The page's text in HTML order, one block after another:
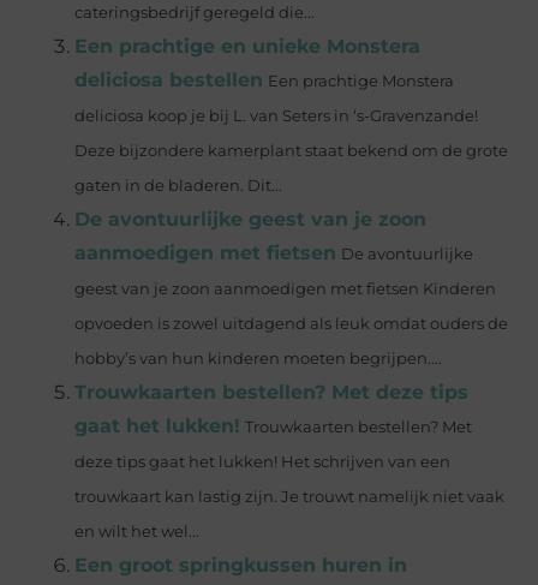
cateringsbedrijf geregeld die...
Een prachtige en unieke Monstera
deliciosa bestellen Een prachtige Monstera
deliciosa koop je bij L. van Seters in ‘s-Gravenzande!
Deze bijzondere kamerplant staat bekend om de grote
gaten in de bladeren. Dit...
De avontuurlijke geest van je zoon
aanmoedigen met fietsen De avontuurlijke
geest van je zoon aanmoedigen met fietsen Kinderen
opvoeden is zowel uitdagend als leuk omdat ouders de
hobby’s van hun kinderen moeten begrijpen....
Trouwkaarten bestellen? Met deze tips
gaat het lukken! Trouwkaarten bestellen? Met
deze tips gaat het lukken! Het schrijven van een
trouwkaart kan lastig zijn. Je trouwt namelijk niet vaak
en wilt het wel...
Een groot springkussen huren in